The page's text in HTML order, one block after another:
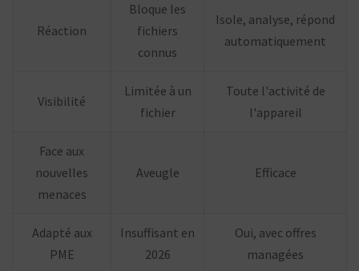
Réaction
Bloque les
fichiers
connus
Isole, analyse, répond
automatiquement
Visibilité
Limitée à un
fichier
Toute l'activité de
l'appareil
Face aux
nouvelles
menaces
Aveugle Efficace
Adapté aux
PME
Insuffisant en
2026
Oui, avec offres
managées